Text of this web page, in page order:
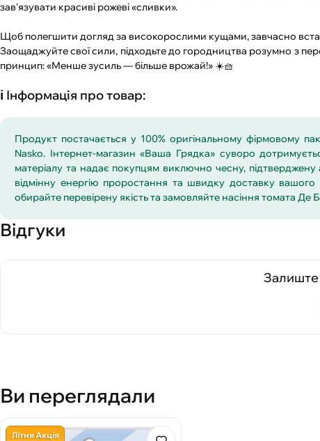
зав'язувати красиві рожеві «сливки».
Щоб полегшити догляд за високорослими кущами, завчасно
Заощаджуйте свої сили, підходьте до городництва розумно з
принцип: «Менше зусиль — більше врожай!» ☀️🧺
ℹ️ Інформація про товар:
Продукт постачається у 100% оригінальному фірмовому
Nasko. Інтернет-магазин «Ваша Грядка» суворо
матеріалу та надає покупцям виключно чесну,
відмінну енергію проростання та швидку доставку
обирайте перевірену якість та замовляйте насіння томата
Відгуки
Залиште
Ви переглядали
Літня Акція